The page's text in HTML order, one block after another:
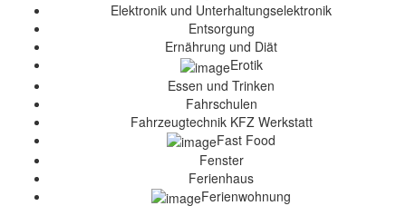
Elektronik und Unterhaltungselektronik
Entsorgung
Ernährung und Diät
Erotik
Essen und Trinken
Fahrschulen
Fahrzeugtechnik KFZ Werkstatt
Fast Food
Fenster
Ferienhaus
Ferienwohnung